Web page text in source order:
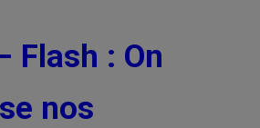
Flash : On
nos